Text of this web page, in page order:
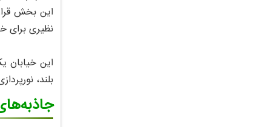
این بخش
نظیری برای
این خیابان
بلند،